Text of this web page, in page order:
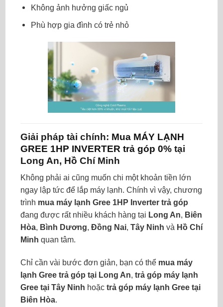
Không ảnh hưởng giấc ngủ
Phù hợp gia đình có trẻ nhỏ
Giải pháp tài chính: Mua MÁY LẠNH
GREE 1HP INVERTER trả góp 0% tại
Long An, Hồ Chí Minh
Không phải ai cũng muốn chi một khoản tiền lớn
ngay lập tức để lắp máy lạnh. Chính vì vậy, chương
trình mua máy lạnh Gree 1HP Inverter trả góp
đang được rất nhiều khách hàng tại Long An, Biên
Hòa, Bình Dương, Đồng Nai, Tây Ninh và Hồ Chí
Minh quan tâm.
Chỉ cần vài bước đơn giản, bạn có thể mua máy
lạnh Gree trả góp tại Long An, trả góp máy lạnh
Gree tại Tây Ninh hoặc trả góp máy lạnh Gree tại
Biên Hòa.